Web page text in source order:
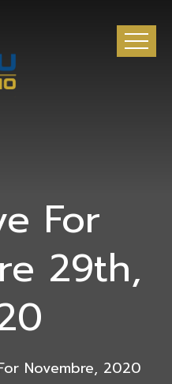
For
29th,
Novembre, 2020